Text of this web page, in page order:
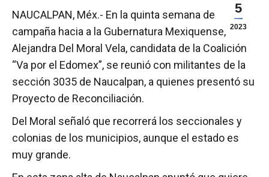
5
2023
NAUCALPAN, Méx.- En la quinta semana de
campaña hacia a la Gubernatura Mexiquense,
Alejandra Del Moral Vela, candidata de la Coalición
“Va por el Edomex”, se reunió con militantes de la
sección 3035 de Naucalpan, a quienes presentó su
Proyecto de Reconciliación.
Del Moral señaló que recorrerá los seccionales y
colonias de los municipios, aunque el estado es
muy grande.